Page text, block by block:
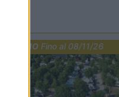
PROMO Fino al 08/11/26